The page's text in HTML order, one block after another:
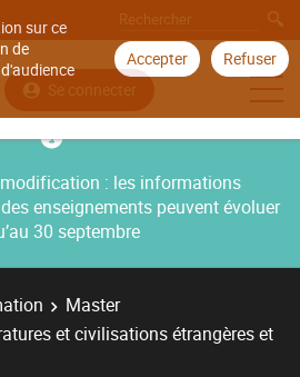
sur ce
de
Accepter Refuser
Se connecter
: les informations
enseignements peuvent évoluer
30 septembre
Master
et civilisations étrangères et